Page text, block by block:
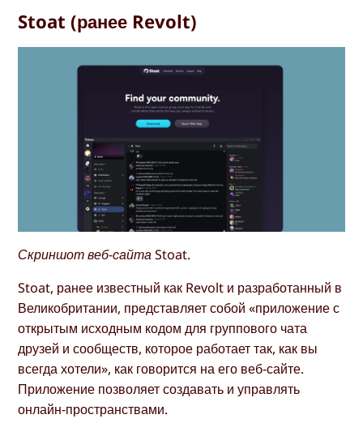
Stoat (ранее Revolt)
Скриншот веб-сайта Stoat.
Stoat, ранее известный как Revolt и разработанный в
Великобритании, представляет собой «приложение с
открытым исходным кодом для группового чата
друзей и сообществ, которое работает так, как вы
всегда хотели», как говорится на его веб-сайте.
Приложение позволяет создавать и управлять
онлайн-пространствами.